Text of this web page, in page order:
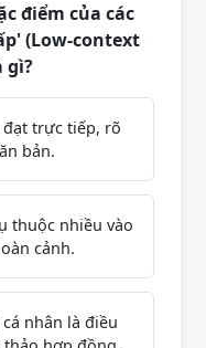
điểm của các
(Low-context
gì?
trực tiếp, rõ
bản.
thuộc nhiều vào
cảnh.
nhân là điều